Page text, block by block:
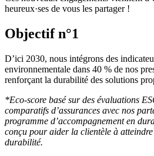
heureux·ses de vous les partager !
Objectif n°1
D’ici 2030, nous intégrons des
environnementale dans 40 % de nos
renforçant la durabilité des solutions
*Eco-score basé sur des évaluations
comparatifs d’assurances avec nos
programme d’accompagnement en
conçu pour aider la clientèle à
durabilité.